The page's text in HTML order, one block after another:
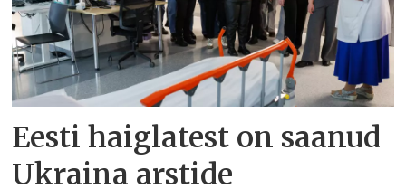
Eesti haiglatest on saanud
Ukraina arstide